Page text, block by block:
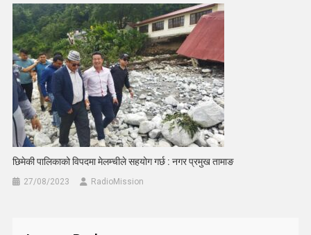
छिमेकी पालिकाको विपदमा मेलम्चीले सहयोग गर्छ : नगर प्रमुख तामाङ
27/08/2023 RadioMission